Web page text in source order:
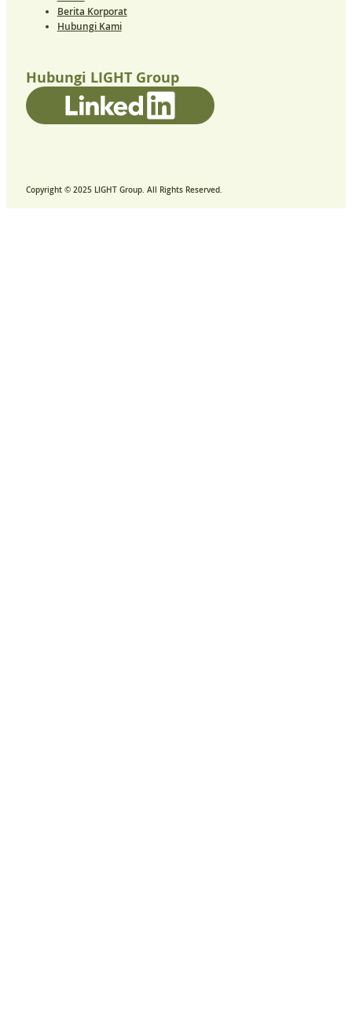
Berita Korporat
Hubungi Kami
Hubungi LIGHT Group
Copyright © 2025 LIGHT Group. All Rights Reserved.